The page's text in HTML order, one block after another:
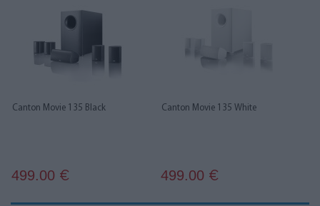
Canton Movie 135 Black
499.00 €
Canton Movie 135 White
499.00 €